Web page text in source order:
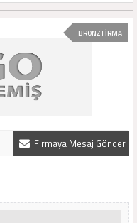
BRONZ FİRMA
Firmaya Mesaj Gönder